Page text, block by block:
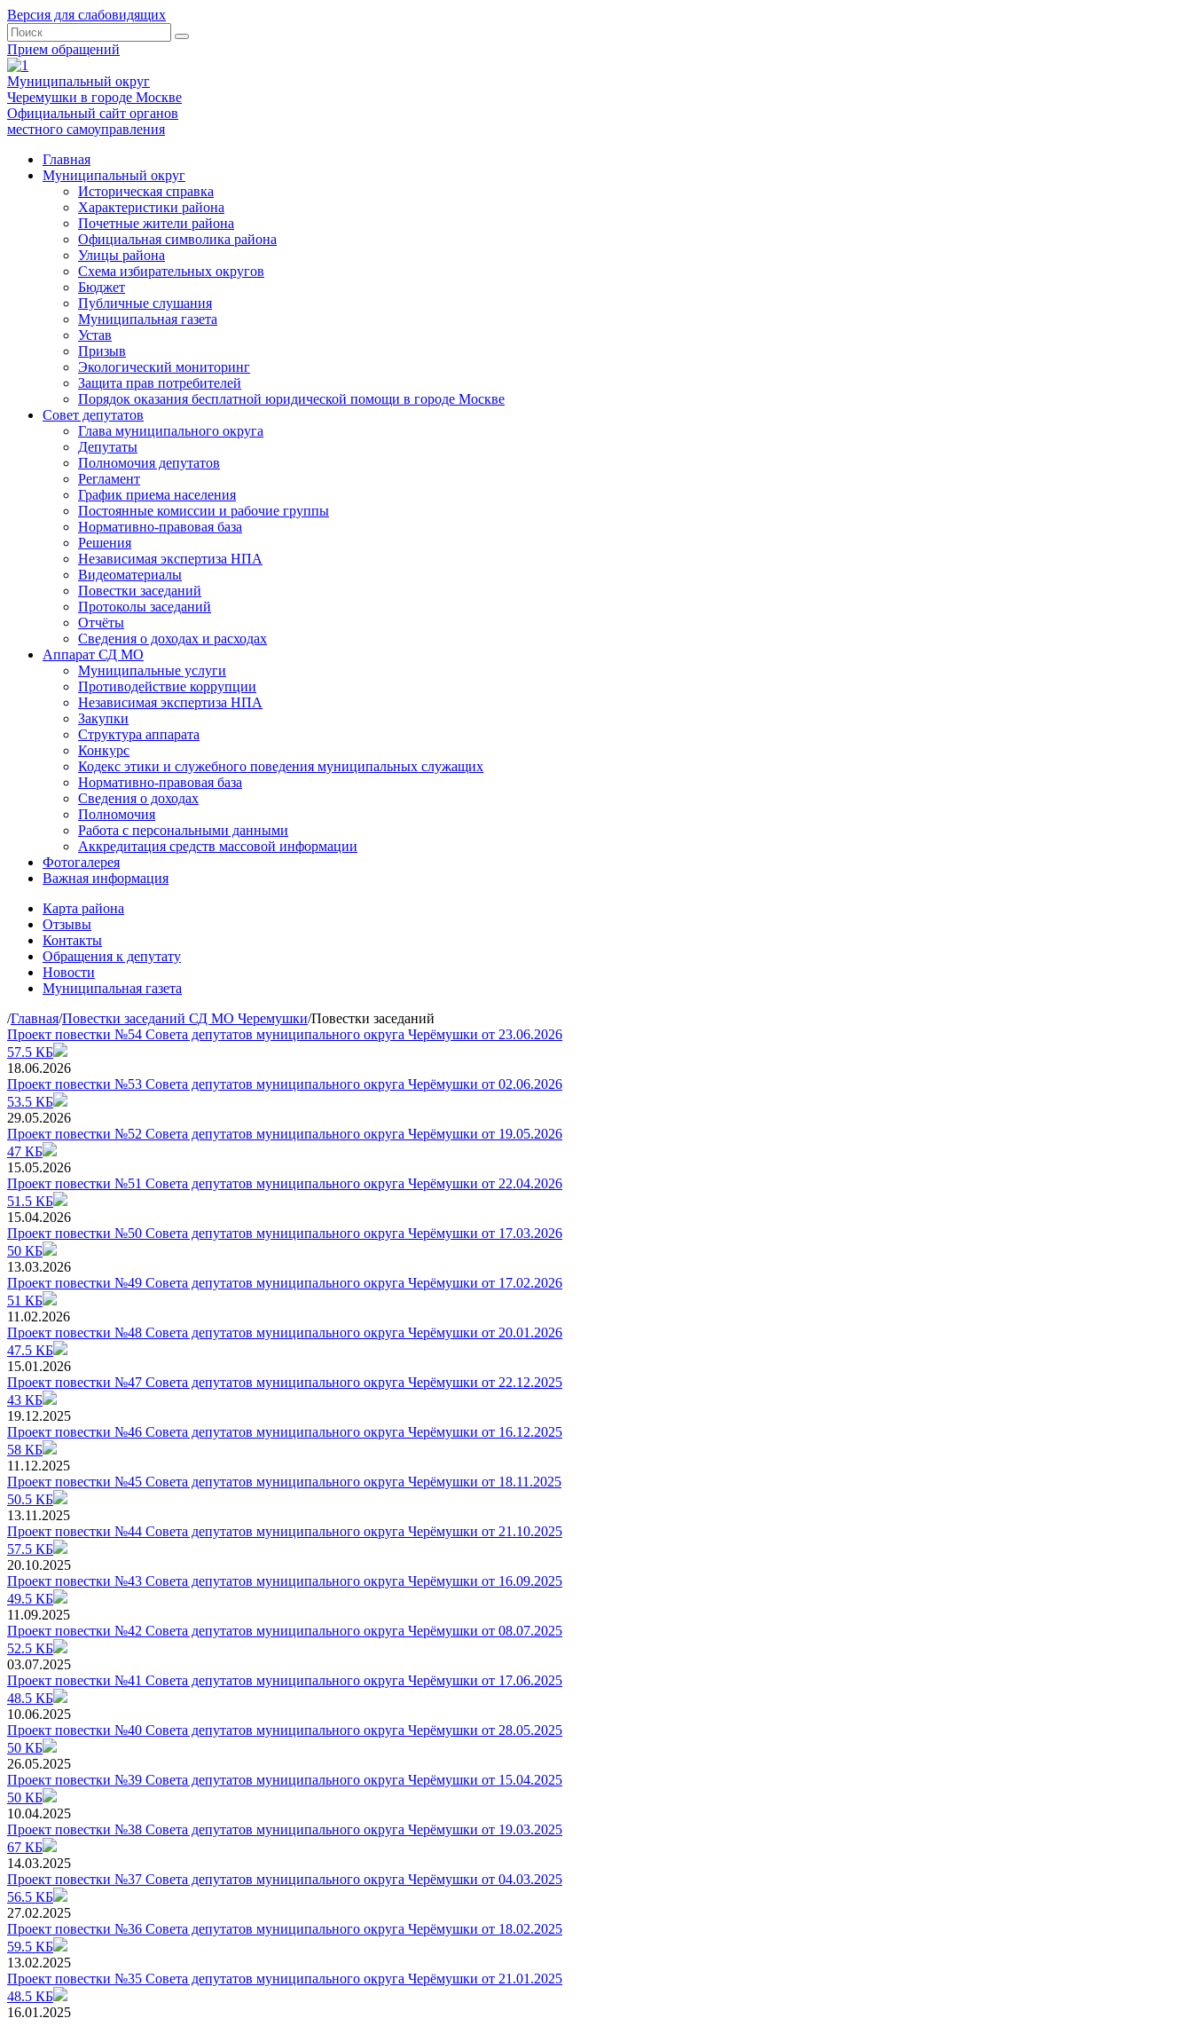
Версия для слабовидящих
Прием обращений
Муниципальный округ
Черемушки в городе Москве
Официальный сайт органов
местного самоуправления
Главная
Муниципальный округ
Историческая справка
Характеристики района
Почетные жители района
Официальная символика района
Улицы района
Схема избирательных округов
Бюджет
Публичные слушания
Муниципальная газета
Устав
Призыв
Экологический мониторинг
Защита прав потребителей
Порядок оказания бесплатной юридической помощи в городе Москве
Совет депутатов
Глава муниципального округа
Депутаты
Полномочия депутатов
Регламент
График приема населения
Постоянные комиссии и рабочие группы
Нормативно-правовая база
Решения
Независимая экспертиза НПА
Видеоматериалы
Повестки заседаний
Протоколы заседаний
Отчёты
Сведения о доходах и расходах
Аппарат СД МО
Муниципальные услуги
Противодействие коррупции
Независимая экспертиза НПА
Закупки
Структура аппарата
Конкурс
Кодекс этики и служебного поведения муниципальных служащих
Нормативно-правовая база
Сведения о доходах
Полномочия
Работа с персональными данными
Аккредитация средств массовой информации
Фотогалерея
Важная информация
Карта района
Отзывы
Контакты
Обращения к депутату
Новости
Муниципальная газета
/Главная/Повестки заседаний СД МО Черемушки/Повестки заседаний
Проект повестки №54 Совета депутатов муниципального округа Черёмушки от 23.06.2026
57.5 КБ
18.06.2026
Проект повестки №53 Совета депутатов муниципального округа Черёмушки от 02.06.2026
53.5 КБ
29.05.2026
Проект повестки №52 Совета депутатов муниципального округа Черёмушки от 19.05.2026
47 КБ
15.05.2026
Проект повестки №51 Совета депутатов муниципального округа Черёмушки от 22.04.2026
51.5 КБ
15.04.2026
Проект повестки №50 Совета депутатов муниципального округа Черёмушки от 17.03.2026
50 КБ
13.03.2026
Проект повестки №49 Совета депутатов муниципального округа Черёмушки от 17.02.2026
51 КБ
11.02.2026
Проект повестки №48 Совета депутатов муниципального округа Черёмушки от 20.01.2026
47.5 КБ
15.01.2026
Проект повестки №47 Совета депутатов муниципального округа Черёмушки от 22.12.2025
43 КБ
19.12.2025
Проект повестки №46 Совета депутатов муниципального округа Черёмушки от 16.12.2025
58 КБ
11.12.2025
Проект повестки №45 Совета депутатов муниципального округа Черёмушки от 18.11.2025
50.5 КБ
13.11.2025
Проект повестки №44 Совета депутатов муниципального округа Черёмушки от 21.10.2025
57.5 КБ
20.10.2025
Проект повестки №43 Совета депутатов муниципального округа Черёмушки от 16.09.2025
49.5 КБ
11.09.2025
Проект повестки №42 Совета депутатов муниципального округа Черёмушки от 08.07.2025
52.5 КБ
03.07.2025
Проект повестки №41 Совета депутатов муниципального округа Черёмушки от 17.06.2025
48.5 КБ
10.06.2025
Проект повестки №40 Совета депутатов муниципального округа Черёмушки от 28.05.2025
50 КБ
26.05.2025
Проект повестки №39 Совета депутатов муниципального округа Черёмушки от 15.04.2025
50 КБ
10.04.2025
Проект повестки №38 Совета депутатов муниципального округа Черёмушки от 19.03.2025
67 КБ
14.03.2025
Проект повестки №37 Совета депутатов муниципального округа Черёмушки от 04.03.2025
56.5 КБ
27.02.2025
Проект повестки №36 Совета депутатов муниципального округа Черёмушки от 18.02.2025
59.5 КБ
13.02.2025
Проект повестки №35 Совета депутатов муниципального округа Черёмушки от 21.01.2025
48.5 КБ
16.01.2025